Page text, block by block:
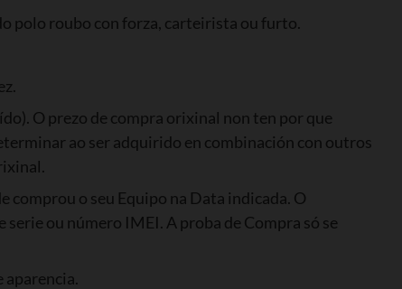
polo roubo con forza, carteirista ou furto.
O prezo de compra orixinal non ten por que
ao ser adquirido en combinación con outros
comprou o seu Equipo na Data indicada. O
ou número IMEI. A proba de Compra só se
aparencia.